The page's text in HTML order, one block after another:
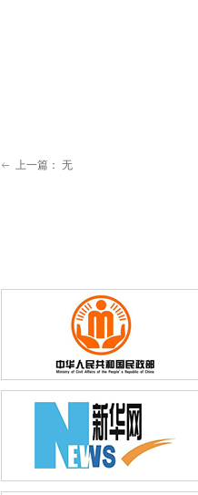
ꂃ 上一篇： 无